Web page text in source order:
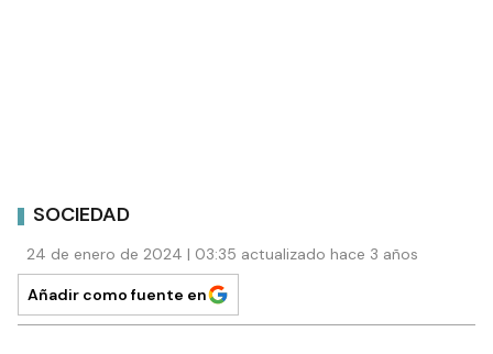
SOCIEDAD
24 de enero de 2024 | 03:35 actualizado hace 3 años
Añadir como fuente en